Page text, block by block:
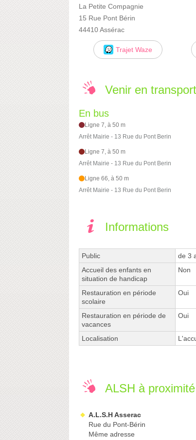
La Petite Compagnie
15 Rue Pont Bérin
44410 Assérac
Trajet Waze
Venir en
En bus
Ligne 7, à 50 m
Arrêt Mairie - 13 Rue du Pont Berin
Ligne 7, à 50 m
Arrêt Mairie - 13 Rue du Pont Berin
Ligne 66, à 50 m
Arrêt Mairie - 13 Rue du Pont Berin
Informations
Public
de 3
Accueil des enfants en
situation de handicap
Non
Restauration en période
scolaire
Oui
Restauration en période de
vacances
Oui
Localisation
ALSH à proximité
A.L.S.H Asserac
Rue du Pont-Bérin
Même adresse